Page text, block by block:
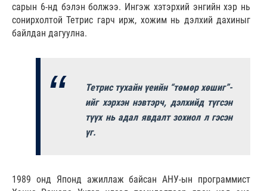
сарын 6-нд бэлэн болжээ. Ингэж хэтэрхий энгийн хэр нь
сонирхолтой Тетрис гарч ирж, хожим нь дэлхий дахиныг
байлдан дагуулна.
Тетрис тухайн үеийн “төмөр хөшиг”-
ийг хэрхэн нэвтэрч, дэлхийд түгсэн
түүх нь адал явдалт зохиол л гэсэн
үг.
1989 онд Японд ажиллаж байсан АНУ-ын программист